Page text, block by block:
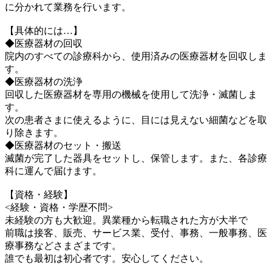
に分かれて業務を行います。
【具体的には…】
◆医療器材の回収
院内のすべての診療科から、使用済みの医療器材を回収しま
す。
◆医療器材の洗浄
回収した医療器材を専用の機械を使用して洗浄・滅菌しま
す。
次の患者さまに使えるように、目には見えない細菌などを取
り除きます。
◆医療器材のセット・搬送
滅菌が完了した器具をセットし、保管します。また、各診療
科に運んで届けます。
【資格・経験】
<経験・資格・学歴不問>
未経験の方も大歓迎。異業種から転職された方が大半で
前職は接客、販売、サービス業、受付、事務、一般事務、医
療事務などさまざまです。
誰でも最初は初心者です。安心してください。